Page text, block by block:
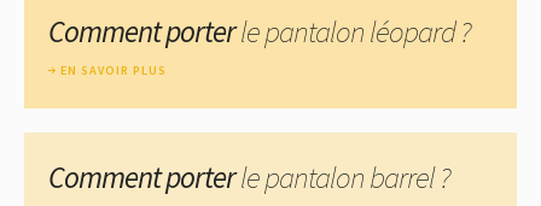
Comment porterle pantalon léopard ?
EN SAVOIR PLUS
Comment porterle pantalon barrel ?